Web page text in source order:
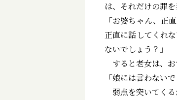
は、それだけの罪を
「お婆ちゃん、正
正直に話してくれ
ないでしょう？」
すると老女は、お
「娘には言わない
弱点を突いてくる